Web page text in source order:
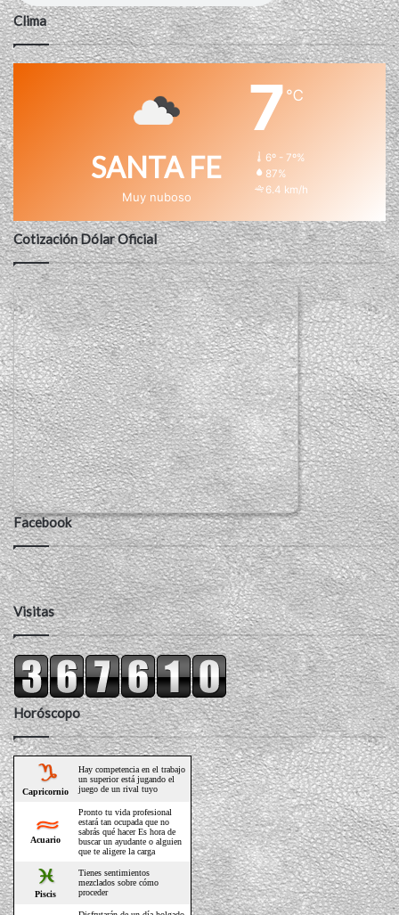
Clima
SANTA FE
Muy nuboso
7℃
6º - 7º%
87%
6.4 km/h
Cotización Dólar Oficial
Facebook
Visitas
Horóscopo